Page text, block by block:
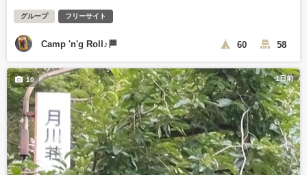
グループ フリーサイト
Camp 'n'g Roll♪🏁 60 58
1日前
10